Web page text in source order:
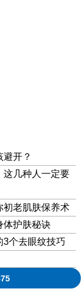
开？
这几种人一定要
初老肌肤保养术
体护肤秘诀
3个去眼纹技巧